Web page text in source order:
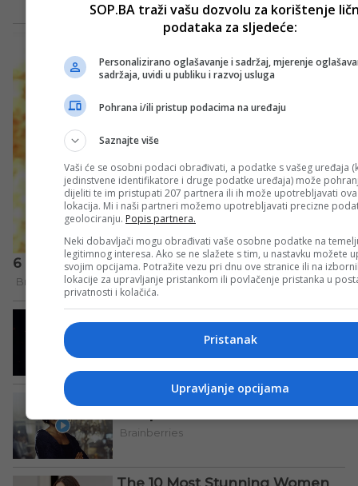
SOP.BA traži vašu dozvolu za korištenje
podataka za sljedeće:
Personalizirano oglašavanje i sadržaj, mjerenje
sadržaja, uvidi u publiku i razvoj usluga
Pohrana i/ili pristup podacima na uređaju
Saznajte više
Vaši će se osobni podaci obrađivati, a podatke s vašeg uređaja
jedinstvene identifikatore i druge podatke uređaja) može
dijeliti te im pristupati 207 partnera ili ih može upotrebljavati
lokacija. Mi i naši partneri možemo upotrebljavati precizne
geolociranju. Popis partnera.
Neki dobavljači mogu obrađivati vaše osobne podatke na
legitimnog interesa. Ako se ne slažete s tim, u nastavku možete
svojim opcijama. Potražite vezu pri dnu ove stranice ili na
lokacije za upravljanje pristankom ili povlačenje pristanka u
privatnosti i kolačića.
Pristanak
Upravljanje opcijama